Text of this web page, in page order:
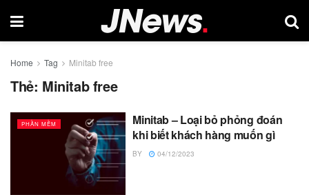
Home Tag Minitab free
Thẻ: Minitab free
PHẦN MỀM
Minitab – Loại bỏ phỏng đoán
khi biết khách hàng muốn gì
BY 04/12/2023